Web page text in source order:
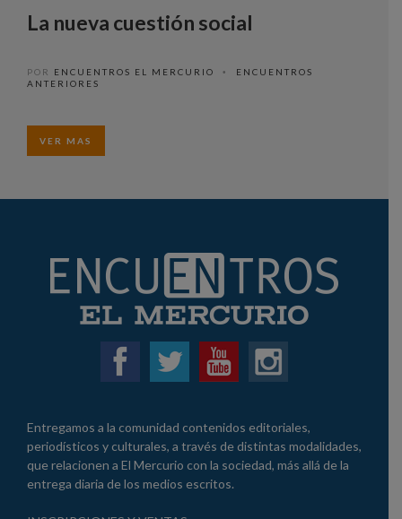
La nueva cuestión social
POR ENCUENTROS EL MERCURIO •
ENCUENTROS
ANTERIORES
VER MAS
Entregamos a la comunidad contenidos editoriales,
periodísticos y culturales, a través de distintas modalidades,
que relacionen a El Mercurio con la sociedad, más allá de la
entrega diaria de los medios escritos.